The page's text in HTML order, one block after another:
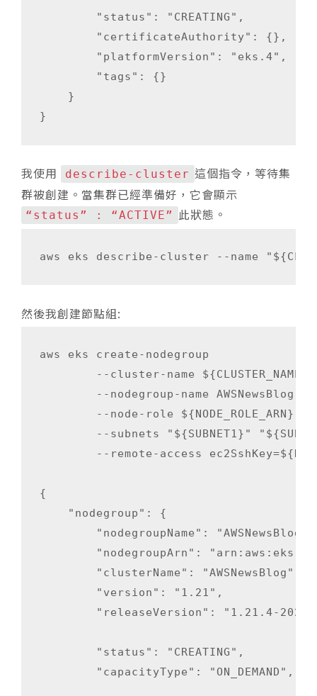
        "status": "CREATING",
        "certificateAuthority": {},
        "platformVersion": "eks.4",
        "tags": {}
    }
我使用 describe-cluster 這個指令，等待集
群被創建。當集群已經準備好，它會顯示
“status” : “ACTIVE” 此狀態。
然後我創建節點組:
aws eks create-nodegroup
--cluster-name ${CLUSTER_NAME}
--nodegroup-name AWSNewsBlog-
--node-role ${NODE_ROLE_ARN}
--subnets "${SUBNET1}"
--remote-access
{
    "nodegroup": {
"nodegroupName": "AWSNewsBlog-
"nodegroupArn":
        "clusterName": "AWSNewsBlog",
        "version": "1.21",
"releaseVersion": "1.21.4-
        "status": "CREATING",
        "capacityType": "ON_DEMAND",